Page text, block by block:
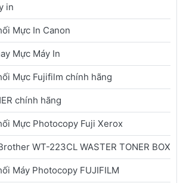
in
Mực In Canon
Mực Máy In
Mực Fujifilm chính hãng
chính hãng
Mực Photocopy Fuji Xerox
WT-223CL WASTER TONER BOX
Máy Photocopy FUJIFILM